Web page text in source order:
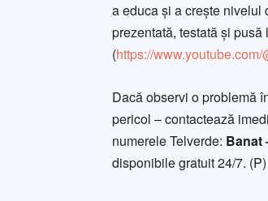
a educa și a crește nivelul
prezentată, testată și
(https://
Dacă observi o problemă
pericol – contactează
numerele Telverde: Banat
disponibile gratuit 24/7. (P)